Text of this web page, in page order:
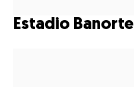
Estadio Banorte